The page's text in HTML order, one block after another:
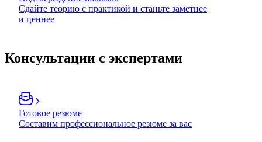
Сдайте теорию с практикой и станьте заметнее
и ценнее
Консультации с экспертами
Готовое резюме
Составим профессиональное резюме за вас